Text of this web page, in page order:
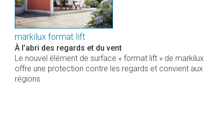
markilux format lift
À l’abri des regards et du vent
Le nouvel élément de surface « format lift » de markilux
offre une protection contre les regards et convient aux
régions